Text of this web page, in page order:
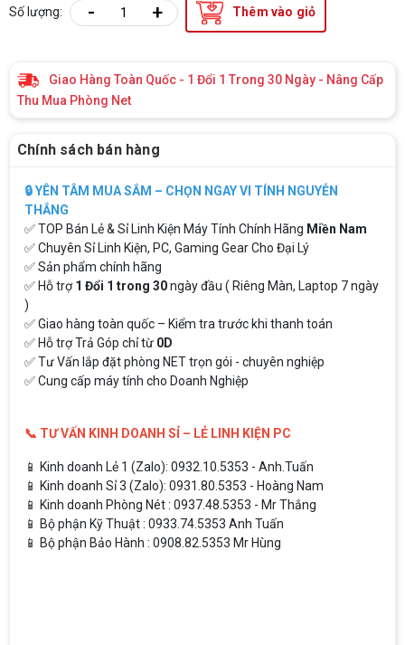
Số lượng: - + Thêm vào giỏ
Giao Hàng Toàn Quốc - 1 Đổi 1 Trong 30 Ngày - Nâng Cấp
Thu Mua Phòng Net
Chính sách bán hàng
🔒 YÊN TÂM MUA SẮM – CHỌN NGAY VI TÍNH NGUYỄN
THẮNG
✅ TOP Bán Lẻ & Sỉ Linh Kiện Máy Tính Chính Hãng Miền Nam
✅ Chuyên Sỉ Linh Kiện, PC, Gaming Gear Cho Đại Lý
✅ Sản phẩm chính hãng
✅ Hỗ trợ1 Đổi 1 trong 30ngày đầu ( Riêng Màn, Laptop 7 ngày
)
✅ Giao hàng toàn quốc – Kiểm tra trước khi thanh toán
✅ Hỗ trợ Trả Góp chỉ từ 0D
✅ Tư Vấn lắp đặt phòng NET trọn gói - chuyên nghiệp
✅ Cung cấp máy tính cho Doanh Nghiệp
📞 TƯ VẤN KINH DOANH SỈ – LẺ LINH KIỆN PC
📱 Kinh doanh Lẻ 1 (Zalo): 0932.10.5353 - Anh.Tuấn
📱 Kinh doanh Sỉ 3 (Zalo): 0931.80.5353 - Hoàng Nam
📱 Kinh doanh Phòng Nét : 0937.48.5353 - Mr Thắng
📱 Bộ phận Kỹ Thuật : 0933.74.5353 Anh Tuấn
📱 Bộ phận Bảo Hành : 0908.82.5353 Mr Hùng